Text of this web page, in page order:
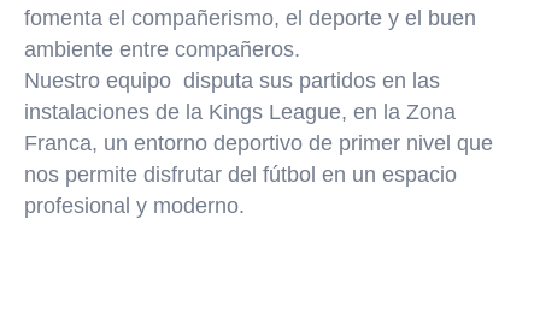
fomenta el compañerismo, el deporte y el buen
ambiente entre compañeros.
Nuestro equipo disputa sus partidos en las
instalaciones de la Kings League, en la Zona
Franca, un entorno deportivo de primer nivel que
nos permite disfrutar del fútbol en un espacio
profesional y moderno.